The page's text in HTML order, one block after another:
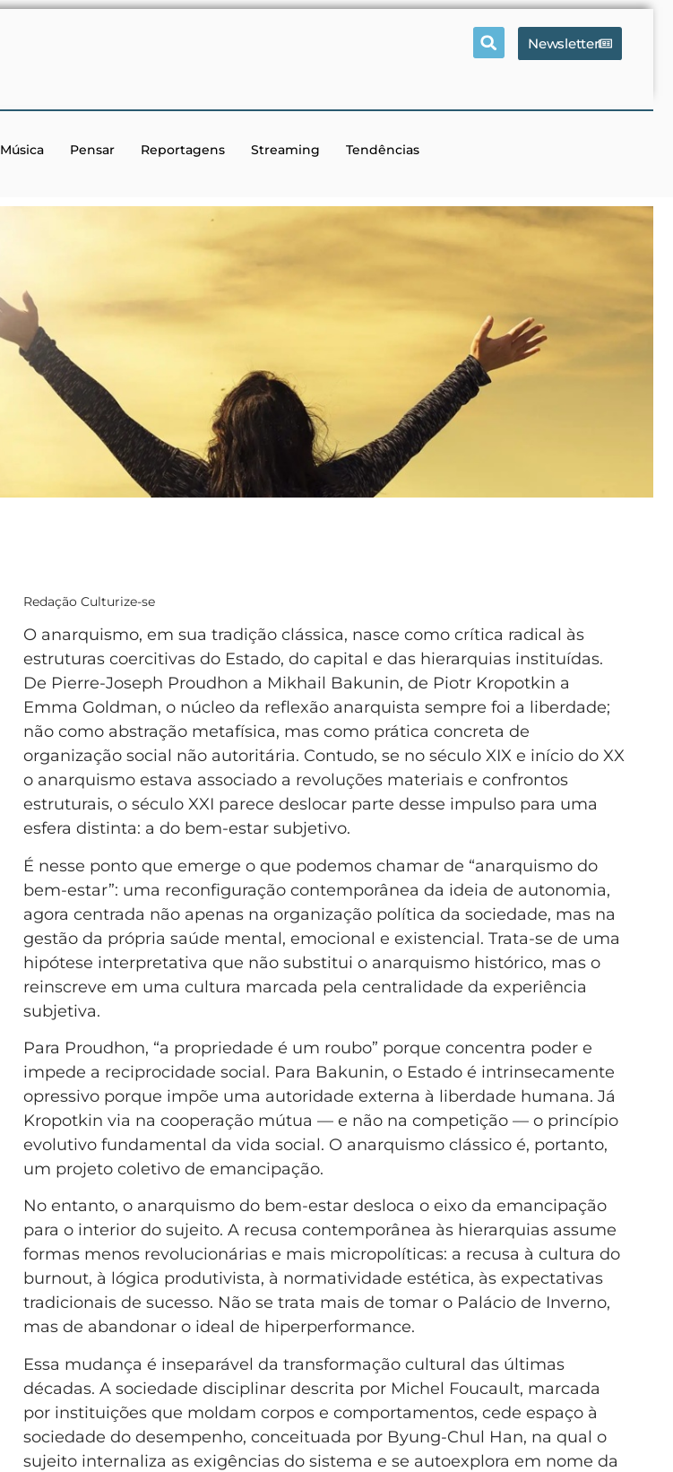
Newsletter
Música Pensar Reportagens Streaming Tendências
Redação Culturize-se
O anarquismo, em sua tradição clássica, nasce como crítica radical às
estruturas coercitivas do Estado, do capital e das hierarquias instituídas.
De Pierre-Joseph Proudhon a Mikhail Bakunin, de Piotr Kropotkin a
Emma Goldman, o núcleo da reflexão anarquista sempre foi a liberdade;
não como abstração metafísica, mas como prática concreta de
organização social não autoritária. Contudo, se no século XIX e início do XX
o anarquismo estava associado a revoluções materiais e confrontos
estruturais, o século XXI parece deslocar parte desse impulso para uma
esfera distinta: a do bem-estar subjetivo.
É nesse ponto que emerge o que podemos chamar de “anarquismo do
bem-estar”: uma reconfiguração contemporânea da ideia de autonomia,
agora centrada não apenas na organização política da sociedade, mas na
gestão da própria saúde mental, emocional e existencial. Trata-se de uma
hipótese interpretativa que não substitui o anarquismo histórico, mas o
reinscreve em uma cultura marcada pela centralidade da experiência
subjetiva.
Para Proudhon, “a propriedade é um roubo” porque concentra poder e
impede a reciprocidade social. Para Bakunin, o Estado é intrinsecamente
opressivo porque impõe uma autoridade externa à liberdade humana. Já
Kropotkin via na cooperação mútua — e não na competição — o princípio
evolutivo fundamental da vida social. O anarquismo clássico é, portanto,
um projeto coletivo de emancipação.
No entanto, o anarquismo do bem-estar desloca o eixo da emancipação
para o interior do sujeito. A recusa contemporânea às hierarquias assume
formas menos revolucionárias e mais micropolíticas: a recusa à cultura do
burnout, à lógica produtivista, à normatividade estética, às expectativas
tradicionais de sucesso. Não se trata mais de tomar o Palácio de Inverno,
mas de abandonar o ideal de hiperperformance.
Essa mudança é inseparável da transformação cultural das últimas
décadas. A sociedade disciplinar descrita por Michel Foucault, marcada
por instituições que moldam corpos e comportamentos, cede espaço à
sociedade do desempenho, conceituada por Byung-Chul Han, na qual o
sujeito internaliza as exigências do sistema e se autoexplora em nome da